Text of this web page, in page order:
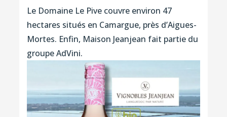
Le Domaine Le Pive couvre environ 47
hectares situés en Camargue, près d’Aigues-
Mortes. Enfin, Maison Jeanjean fait partie du
groupe AdVini.